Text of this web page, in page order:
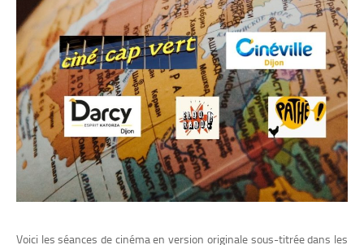
Voici les séances de cinéma en version originale sous-titrée dans les